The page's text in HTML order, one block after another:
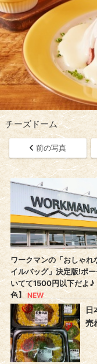
チーズドーム
前の写真